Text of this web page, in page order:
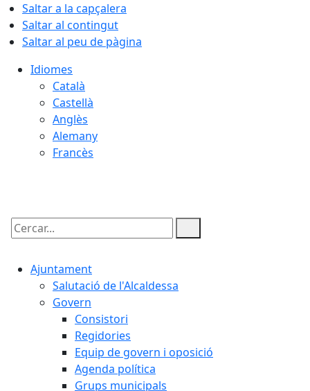
Saltar a la capçalera
Saltar al contingut
Saltar al peu de pàgina
Idiomes
Català
Castellà
Anglès
Alemany
Francès
Cercar:
Ajuntament
Salutació de l'Alcaldessa
Govern
Consistori
Regidories
Equip de govern i oposició
Agenda política
Grups municipals